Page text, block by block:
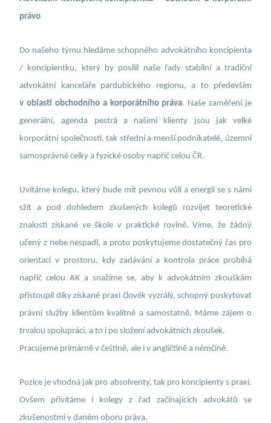
právo
Do našeho týmu hledáme schopného advokátního koncipienta
/ koncipientku, který by posílil naše řady stabilní a tradiční
advokátní kanceláře pardubického regionu, a to především
v oblasti obchodního a korporátního práva. Naše zaměření je
generální, agenda pestrá a našimi klienty jsou jak velké
korporátní společnosti, tak střední a menší podnikatelé, územní
samosprávné celky a fyzické osoby napříč celou ČR.
Uvítáme kolegu, který bude mít pevnou vůli a energii se s námi
sžít a pod dohledem zkušených kolegů rozvíjet teoretické
znalosti získané ve škole v praktické rovině. Víme, že žádný
učený z nebe nespadl, a proto poskytujeme dostatečný čas pro
orientaci v prostoru, kdy zadávání a kontrola práce probíhá
napříč celou AK a snažíme se, aby k advokátním zkouškám
přistoupil díky získané praxi člověk vyzrálý, schopný poskytovat
právní služby klientům kvalitně a samostatně. Máme zájem o
trvalou spolupráci, a to i po složení advokátních zkoušek.
Pracujeme primárně v češtině, ale i v angličtině a němčině.
Pozice je vhodná jak pro absolventy, tak pro koncipienty s praxí.
Ovšem přivítáme i kolegy z řad začínajících advokátů se
zkušenostmi v daném oboru práva.